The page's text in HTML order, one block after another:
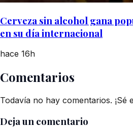
Cerveza sin alcohol gana
en su día internacional
hace 16h
Comentarios
Todavía no hay comentarios. ¡Sé
Deja un comentario